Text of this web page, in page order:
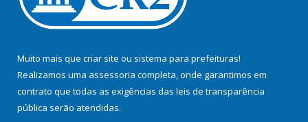
Muito mais que criar site ou sistema para prefeituras!
Realizamos uma assessoria completa, onde garantimos em
contrato que todas as exigências das leis de transparência
pública serão atendidas.